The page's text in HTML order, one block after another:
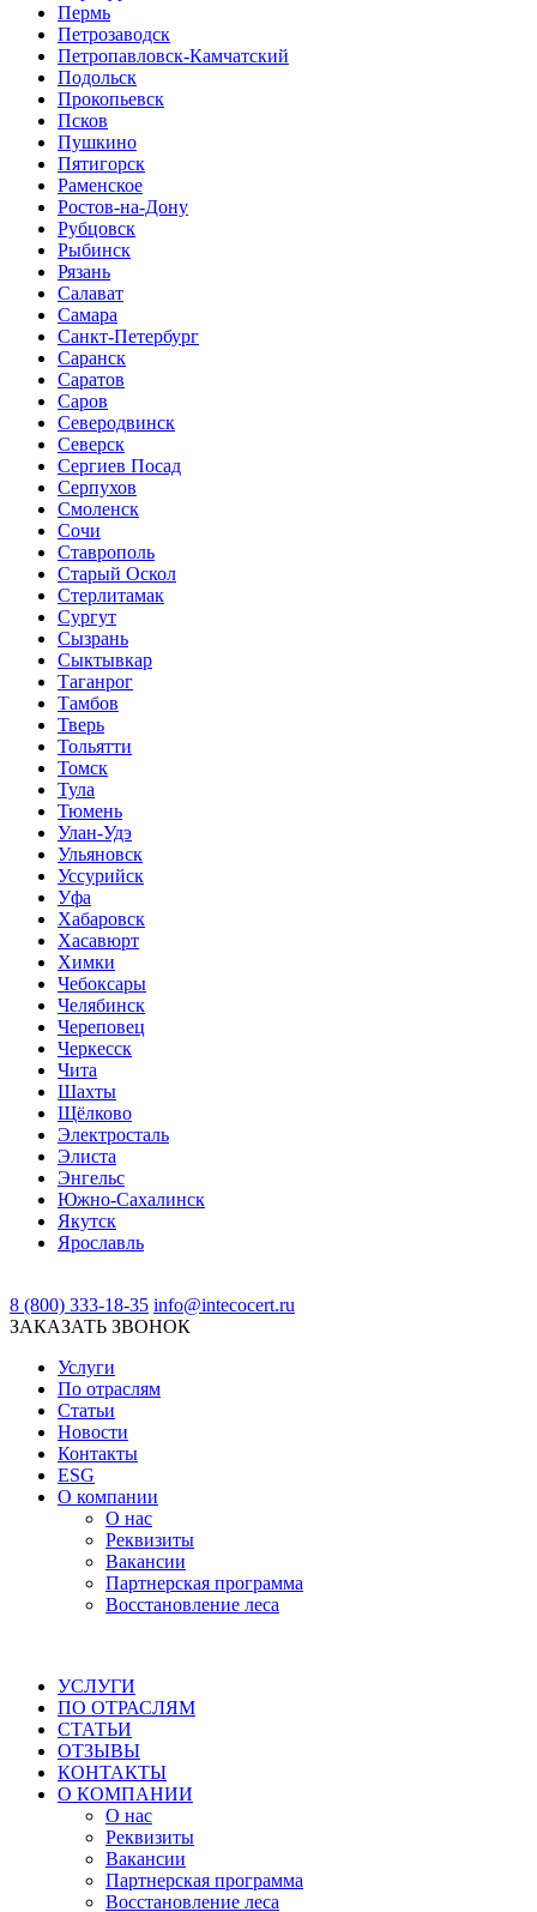
Пермь
Петрозаводск
Петропавловск-Камчатский
Подольск
Прокопьевск
Псков
Пушкино
Пятигорск
Раменское
Ростов-на-Дону
Рубцовск
Рыбинск
Рязань
Салават
Самара
Санкт-Петербург
Саранск
Саратов
Саров
Северодвинск
Северск
Сергиев Посад
Серпухов
Смоленск
Сочи
Ставрополь
Старый Оскол
Стерлитамак
Сургут
Сызрань
Сыктывкар
Таганрог
Тамбов
Тверь
Тольятти
Томск
Тула
Тюмень
Улан-Удэ
Ульяновск
Уссурийск
Уфа
Хабаровск
Хасавюрт
Химки
Чебоксары
Челябинск
Череповец
Черкесск
Чита
Шахты
Щёлково
Электросталь
Элиста
Энгельс
Южно-Сахалинск
Якутск
Ярославль
8 (800) 333-18-35 info@intecocert.ru
ЗАКАЗАТЬ ЗВОНОК
Услуги
По отраслям
Статьи
Новости
Контакты
ESG
О компании
О нас
Реквизиты
Вакансии
Партнерская программа
Восстановление леса
УСЛУГИ
ПО ОТРАСЛЯМ
СТАТЬИ
ОТЗЫВЫ
КОНТАКТЫ
О КОМПАНИИ
О нас
Реквизиты
Вакансии
Партнерская программа
Восстановление леса